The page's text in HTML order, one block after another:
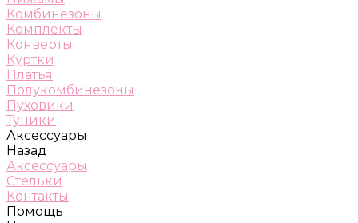
Комбинезоны
Комплекты
Конверты
Куртки
Платья
Полукомбинезоны
Пуховики
Туники
Аксессуары
Назад
Аксессуары
Стельки
Контакты
Помощь